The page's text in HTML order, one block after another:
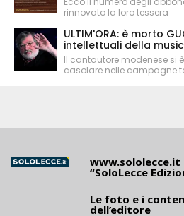
rinnovato la loro tessera
ULTIM'ORA: è morto
intellettuali della
Il cantautore modenese si
casolare nelle campagne
www.sololecce.it
“SoloLecce
Le foto e i
dell’editore